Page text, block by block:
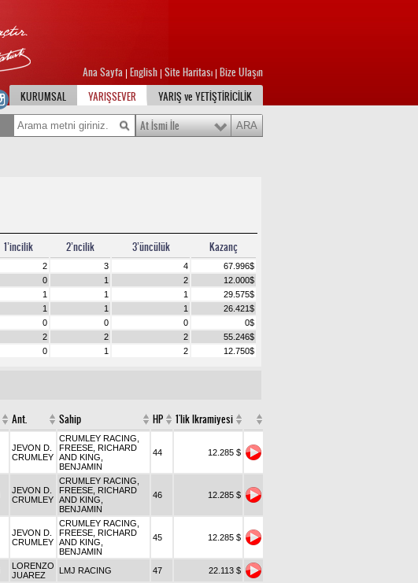
Ana Sayfa English Site Haritası Bize Ulaşın
KURUMSAL
YARIŞSEVER YARIŞ ve YETİŞTİRİCİLİK
At İsmi İle
1’incilik 2’ncilik 3’üncülük Kazanç
2 3 4 67.996$
0 1 2 12.000$
1 1 1 29.575$
1 1 1 26.421$
0 0 0 0$
2 2 2 55.246$
0 1 2 12.750$
Ant. Sahip HP 1'lik Ikramiyesi
JEVON D.
CRUMLEY
CRUMLEY RACING,
FREESE, RICHARD
AND KING,
BENJAMIN
44 12.285 $
JEVON D.
CRUMLEY
CRUMLEY RACING,
FREESE, RICHARD
AND KING,
BENJAMIN
46 12.285 $
JEVON D.
CRUMLEY
CRUMLEY RACING,
FREESE, RICHARD
AND KING,
BENJAMIN
45 12.285 $
LORENZO
JUAREZ
LMJ RACING 47 22.113 $